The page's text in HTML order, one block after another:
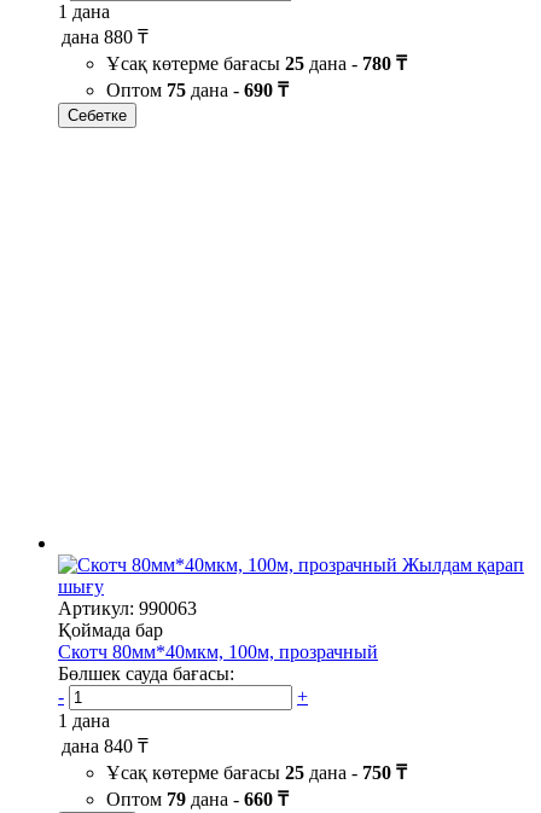
1 дана
дана 880 ₸
Ұсақ көтерме бағасы 25 дана - 780 ₸
Оптом 75 дана - 690 ₸
Себетке
Жылдам қарап
шығу
Артикул: 990063
Қоймада бар
Скотч 80мм*40мкм, 100м, прозрачный
Бөлшек сауда бағасы:
-
+
1 дана
дана 840 ₸
Ұсақ көтерме бағасы 25 дана - 750 ₸
Оптом 79 дана - 660 ₸